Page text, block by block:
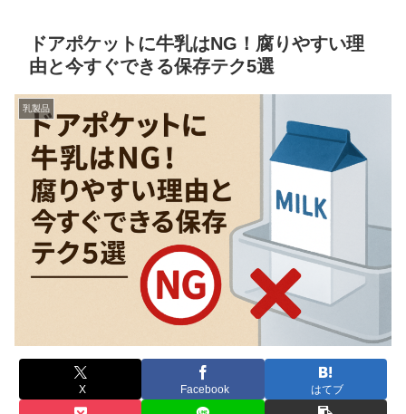
ドアポケットに牛乳はNG！腐りやすい理
由と今すぐできる保存テク5選
乳製品
X Facebook はてブ